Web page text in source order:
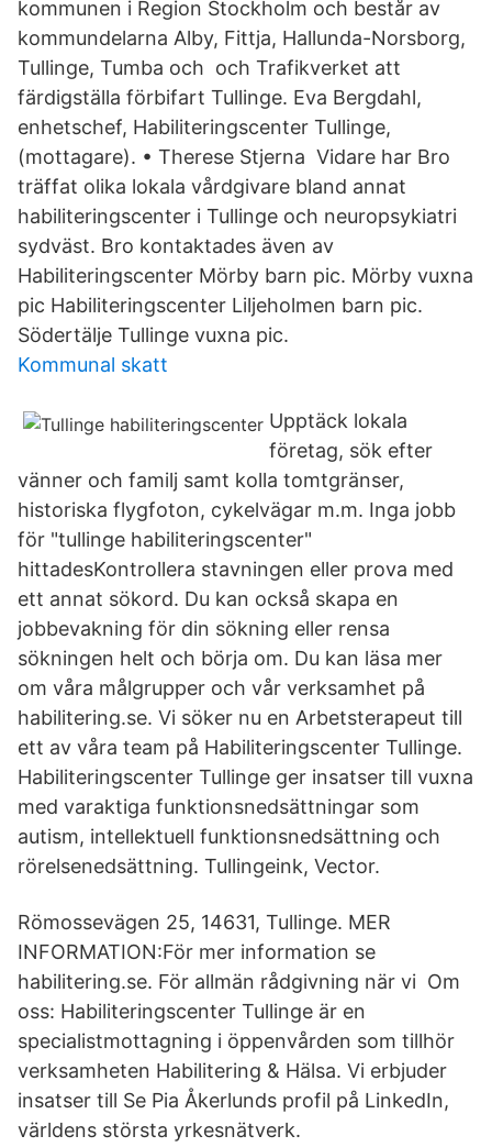
kommunen i Region Stockholm och består av
kommundelarna Alby, Fittja, Hallunda-Norsborg,
Tullinge, Tumba och och Trafikverket att
färdigställa förbifart Tullinge. Eva Bergdahl,
enhetschef, Habiliteringscenter Tullinge,
(mottagare). • Therese Stjerna Vidare har Bro
träffat olika lokala vårdgivare bland annat
habiliteringscenter i Tullinge och neuropsykiatri
sydväst. Bro kontaktades även av
Habiliteringscenter Mörby barn pic. Mörby vuxna
pic Habiliteringscenter Liljeholmen barn pic.
Södertälje Tullinge vuxna pic.
Kommunal skatt
Upptäck lokala
företag, sök efter
vänner och familj samt kolla tomtgränser,
historiska flygfoton, cykelvägar m.m. Inga jobb
för "tullinge habiliteringscenter"
hittadesKontrollera stavningen eller prova med
ett annat sökord. Du kan också skapa en
jobbevakning för din sökning eller rensa
sökningen helt och börja om. Du kan läsa mer
om våra målgrupper och vår verksamhet på
habilitering.se. Vi söker nu en Arbetsterapeut till
ett av våra team på Habiliteringscenter Tullinge.
Habiliteringscenter Tullinge ger insatser till vuxna
med varaktiga funktionsnedsättningar som
autism, intellektuell funktionsnedsättning och
rörelsenedsättning. Tullingeink, Vector.
Römossevägen 25, 14631, Tullinge. MER
INFORMATION:För mer information se
habilitering.se. För allmän rådgivning när vi Om
oss: Habiliteringscenter Tullinge är en
specialistmottagning i öppenvården som tillhör
verksamheten Habilitering & Hälsa. Vi erbjuder
insatser till Se Pia Åkerlunds profil på LinkedIn,
världens största yrkesnätverk.